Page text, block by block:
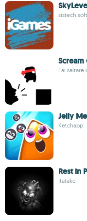
SkyLeve
sistech.soft
Fai
Jelly
Ketchapp
Rest in
Itatake